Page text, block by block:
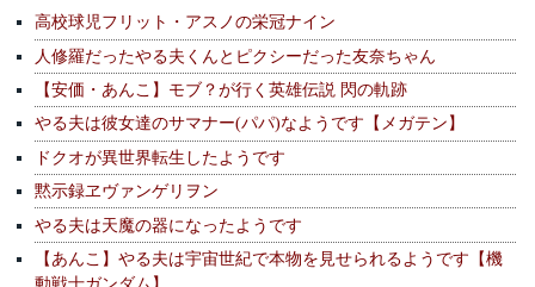
高校球児フリット・アスノの栄冠ナイン
人修羅だったやる夫くんとピクシーだった友奈ちゃん
【安価・あんこ】モブ？が行く英雄伝説 閃の軌跡
やる夫は彼女達のサマナー(パパ)なようです【メガテン】
ドクオが異世界転生したようです
黙示録ヱヴァンゲリヲン
やる夫は天魔の器になったようです
【あんこ】やる夫は宇宙世紀で本物を見せられるようです【機